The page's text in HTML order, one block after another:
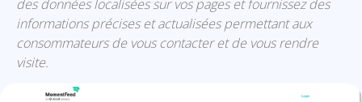
des données localisées sur vos pages et fournissez des
informations précises et actualisées permettant aux
consommateurs de vous contacter et de vous rendre
visite.